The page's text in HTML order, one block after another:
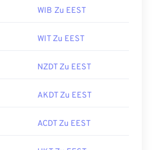
WIB Zu EEST
WIT Zu EEST
NZDT Zu EEST
AKDT Zu EEST
ACDT Zu EEST